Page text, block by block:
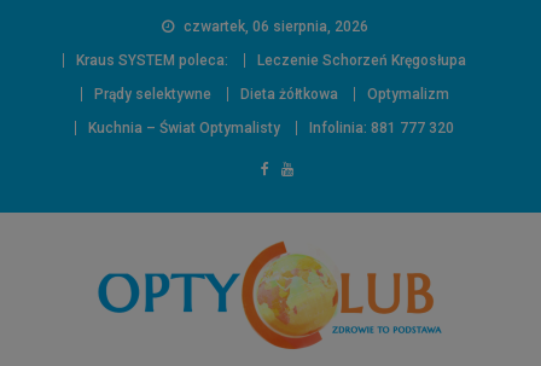
czwartek, 06 sierpnia, 2026
Kraus SYSTEM poleca:
Leczenie Schorzeń Kręgosłupa
Prądy selektywne
Dieta żółtkowa
Optymalizm
Kuchnia – Świat Optymalisty
Infolinia: 881 777 320